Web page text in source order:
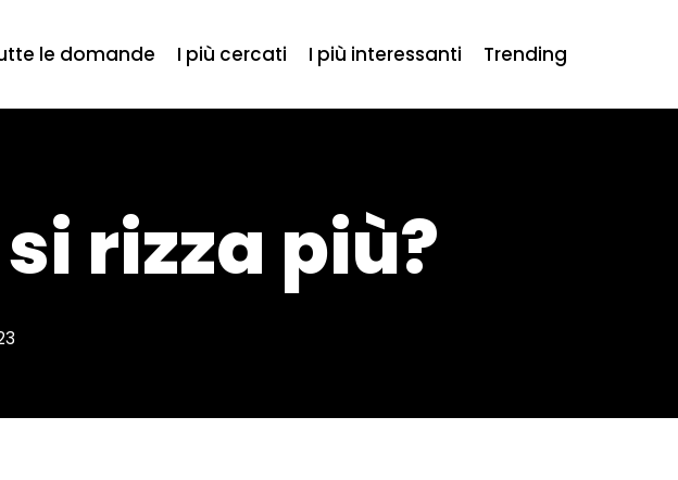
le domande I più cercati I più interessanti Trending
rizza più?